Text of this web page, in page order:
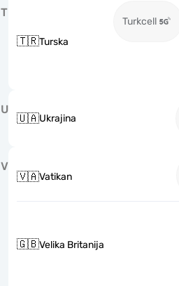
T
🇹🇷Turska
Turkcell
U
🇺🇦Ukrajina
V
🇻🇦Vatikan
🇬🇧Velika Britanija